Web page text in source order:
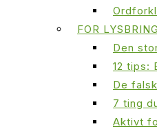
FOR
Den
12 tips:
De
7 ting
Aktivt